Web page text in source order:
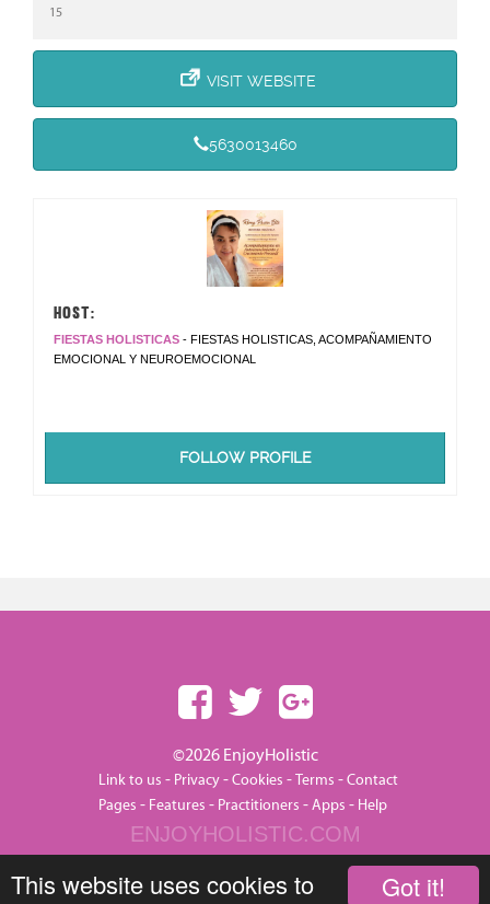
Got it!
This website uses cookies to
15
VISIT WEBSITE
5630013460
HOST:
FIESTAS HOLISTICAS - FIESTAS HOLISTICAS, ACOMPAÑAMIENTO
EMOCIONAL Y NEUROEMOCIONAL
FOLLOW PROFILE
©2026 EnjoyHolistic
Link to us - Privacy-Cookies -Terms -Contact
Pages - Features - Practitioners -Apps - Help
ENJOYHOLISTIC.COM